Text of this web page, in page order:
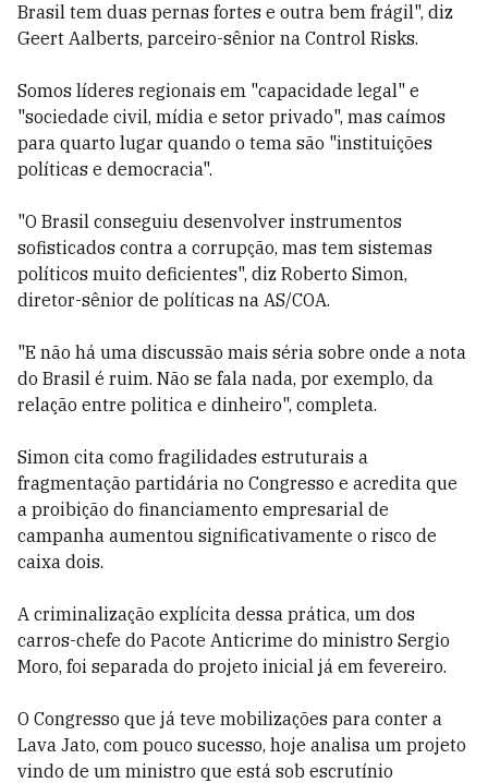
Brasil tem duas pernas fortes e outra bem frágil", diz
Geert Aalberts, parceiro-sênior na Control Risks.
Somos líderes regionais em "capacidade legal" e
"sociedade civil, mídia e setor privado", mas caímos
para quarto lugar quando o tema são "instituições
políticas e democracia".
"O Brasil conseguiu desenvolver instrumentos
sofisticados contra a corrupção, mas tem sistemas
políticos muito deficientes", diz Roberto Simon,
diretor-sênior de políticas na AS/COA.
"E não há uma discussão mais séria sobre onde a nota
do Brasil é ruim. Não se fala nada, por exemplo, da
relação entre politica e dinheiro", completa.
Simon cita como fragilidades estruturais a
fragmentação partidária no Congresso e acredita que
a proibição do financiamento empresarial de
campanha aumentou significativamente o risco de
caixa dois.
A criminalização explícita dessa prática, um dos
carros-chefe do Pacote Anticrime do ministro Sergio
Moro, foi separada do projeto inicial já em fevereiro.
O Congresso que já teve mobilizações para conter a
Lava Jato, com pouco sucesso, hoje analisa um projeto
vindo de um ministro que está sob escrutínio